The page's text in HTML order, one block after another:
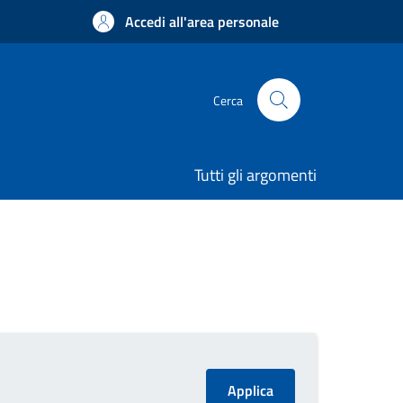
Accedi all'area personale
Cerca
Tutti gli argomenti